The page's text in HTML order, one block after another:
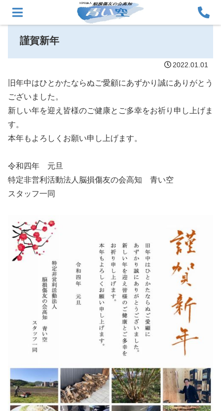
謹賀新年
2022.01.01
旧年中はひとかたならぬご愛顧にあずかり誠にありがとう
ございました。
新しい年を迎え皆様のご健康とご多幸をお祈り申し上げま
す。
本年もよろしくお願い申し上げます。
令和四年 元旦
特定非営利活動法人脳損傷友の会高知 青い空
スタッフ一同